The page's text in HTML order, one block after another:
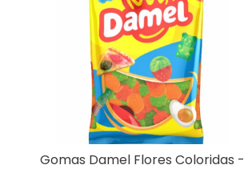
Gomas Damel Flores Coloridas -